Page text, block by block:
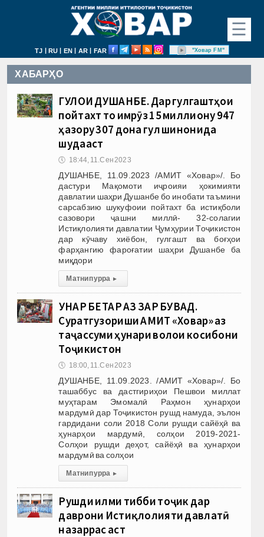
☰
TJ | RU | EN | AR | FAR "Ховар FM"
ХАБАРҲО
ГУЛҲОИ ДУШАНБЕ. Дар гулгаштҳои
пойтахт то имрӯз 15 миллиону 947
ҳазору 307 дона гул шинонида
шудааст
🕔 18:44, 11.Сен 2023
ДУШАНБЕ, 11.09.2023 /АМИТ «Ховар»/. Бо
дастури Мақомоти иҷроияи ҳокимияти
давлатии шаҳри Душанбе бо инобати таъмини
сарсабзию шукуфоии пойтахт ба истиқболи
сазовори ҷашни миллӣ- 32-солагии
Истиқлолияти давлатии Ҷумҳурии Тоҷикистон
дар кӯчаву хиёбон, гулгашт ва боғҳои
фарҳангию фароғатии шаҳри Душанбе ба
миқдори
Матни пурра ▸
ҲУНАР БЕҲТАР АЗ ЗАР БУВАД.
Суратгузориши АМИТ «Ховар» аз
таҷассуми ҳунари волои косибони
Тоҷикистон
🕔 18:00, 11.Сен 2023
ДУШАНБЕ, 11.09.2023. /АМИТ «Ховар»/. Бо
ташаббус ва дастгириҳои Пешвои миллат
муҳтарам Эмомалӣ Раҳмон ҳунарҳои
мардумӣ дар Тоҷикистон рушд намуда, эълон
гардидани соли 2018 Соли рушди сайёҳӣ ва
ҳунарҳои мардумӣ, солҳои 2019-2021-
Солҳои рушди деҳот, сайёҳӣ ва ҳунарҳои
мардумӣ ва солҳои
Матни пурра ▸
Рушди илми тибби тоҷик дар
даврони Истиқлолияти давлатӣ
назаррас аст